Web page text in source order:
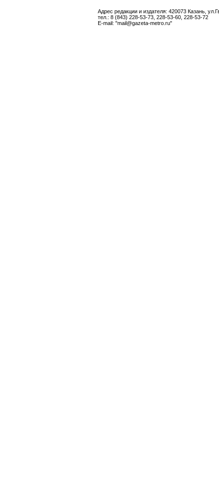
Адрес редакции и издателя: 420073 Казань,
тел.: 8 (843) 228-53-73, 228-53-60, 228-53-72
E-mail: "mail@gazeta-metro.ru"